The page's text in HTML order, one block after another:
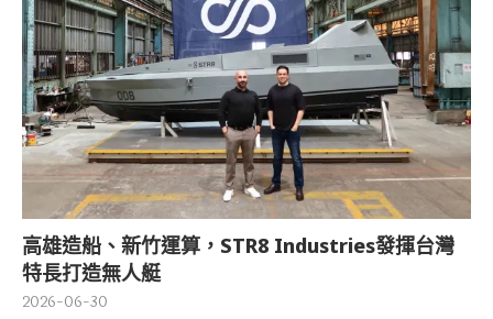
高雄造船、新竹運算，STR8 Industries發揮台灣
特長打造無人艇
2026-06-30